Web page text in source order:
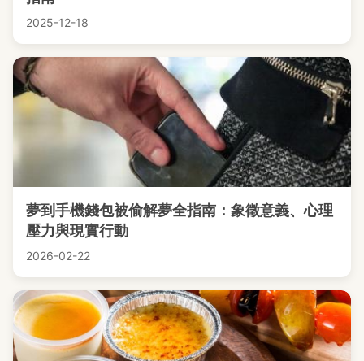
2025-12-18
夢到手機錢包被偷解夢全指南：象徵意義、心理
壓力與現實行動
2026-02-22